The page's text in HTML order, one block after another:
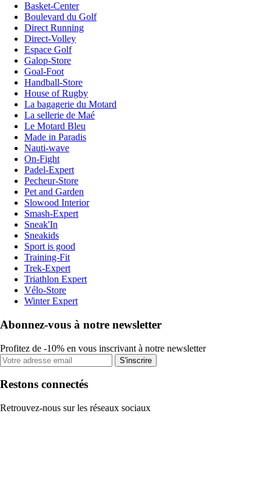
Basket-Center
Boulevard du Golf
Direct Running
Direct-Volley
Espace Golf
Galop-Store
Goal-Foot
Handball-Store
House of Rugby
La bagagerie du Motard
La sellerie de Maé
Le Motard Bleu
Made in Paradis
Nauti-wave
On-Fight
Padel-Expert
Pecheur-Store
Pet and Garden
Slowood Interior
Smash-Expert
Sneak'In
Sneakids
Sport is good
Training-Fit
Trek-Expert
Triathlon Expert
Vélo-Store
Winter Expert
Abonnez-vous à notre newsletter
Profitez de -10% en vous inscrivant à notre newsletter
S'inscrire
Restons connectés
Retrouvez-nous sur les réseaux sociaux